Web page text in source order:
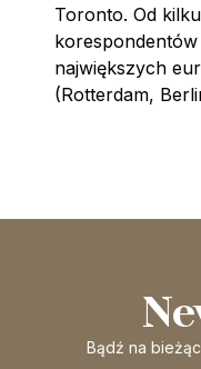
Toronto. Od
korespondentów
największych
(Rotterdam,
Bądź na